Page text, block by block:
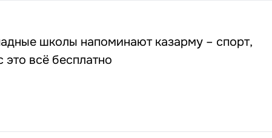
школы напоминают казарму – спорт,
всё бесплатно